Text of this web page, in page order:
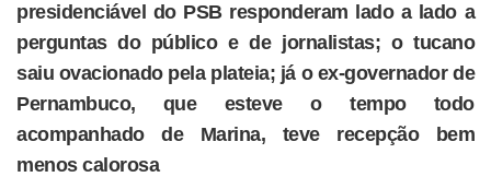
presidenciável do PSB responderam lado a lado a
perguntas do público e de jornalistas; o tucano
saiu ovacionado pela plateia; já o ex-governador de
Pernambuco, que esteve o tempo todo
acompanhado de Marina, teve recepção bem
menos calorosa